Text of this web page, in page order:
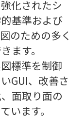
化されたシ
基準および
のための多く
ます。
標準を制御
GUI、改善さ
面取り面の
います。